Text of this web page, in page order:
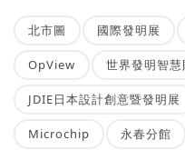
北市圖 國際發明展
OpView 世界發明智
JDIE日本設計創意暨發明展
Microchip 永春分館